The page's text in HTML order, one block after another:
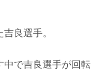
良選手。
中で吉良選手が回転